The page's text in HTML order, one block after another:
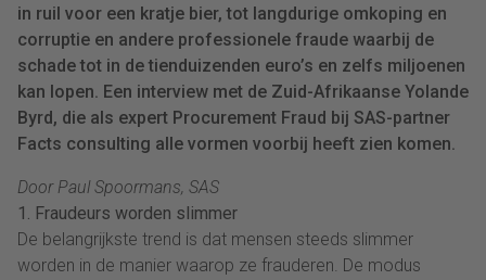
in ruil voor een kratje bier, tot langdurige omkoping en
corruptie en andere professionele fraude waarbij de
schade tot in de tienduizenden euro’s en zelfs miljoenen
kan lopen. Een interview met de Zuid-Afrikaanse Yolande
Byrd, die als expert Procurement Fraud bij SAS-partner
Facts consulting alle vormen voorbij heeft zien komen.
Door Paul Spoormans, SAS
1. Fraudeurs worden slimmer
De belangrijkste trend is dat mensen steeds slimmer
worden in de manier waarop ze frauderen. De modus